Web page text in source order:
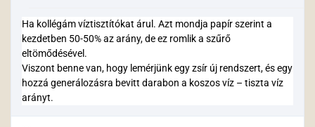
Ha kollégám víztisztítókat árul. Azt mondja papír szerint a
kezdetben 50-50% az arány, de ez romlik a szűrő
eltömődésével.
Viszont benne van, hogy lemérjünk egy zsír új rendszert, és egy
hozzá generálozásra bevitt darabon a koszos víz – tiszta víz
arányt.